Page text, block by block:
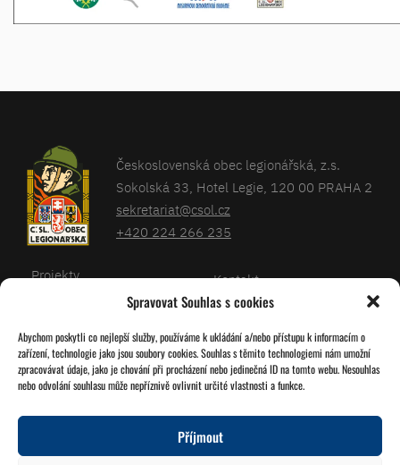
Spravovat Souhlas s cookies
Abychom poskytli co nejlepší služby, používáme k ukládání a/nebo přístupu k informacím o
zařízení, technologie jako jsou soubory cookies. Souhlas s těmito technologiemi nám umožní
zpracovávat údaje, jako je chování při procházení nebo jedinečná ID na tomto webu. Nesouhlas
nebo odvolání souhlasu může nepříznivě ovlivnit určité vlastnosti a funkce.
Příjmout
Československá obec legionářská, z.s.
Sokolská 33, Hotel Legie, 120 00 PRAHA 2
sekretariat@csol.cz
+420 224 266 235
Sledujte nás!
Projekty
Kalendář
O nás
Kontakt
Databáze legionářů
Pro členy
Zásady cookies